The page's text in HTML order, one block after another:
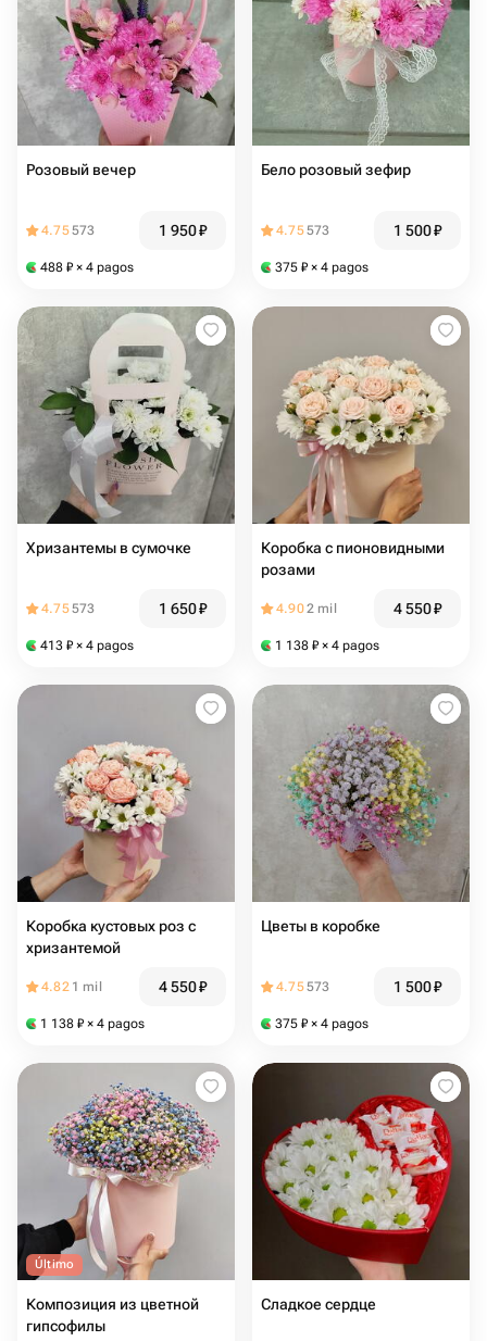
Розовый вечер
4.75573 1 950₽
488 ₽ × 4 pagos
Бело розовый зефир
4.75573 1 500₽
375 ₽ × 4 pagos
Хризантемы в сумочке
4.75573 1 650₽
413 ₽ × 4 pagos
Коробка с пионовидными
розами
4.902 mil 4 550₽
1 138 ₽ × 4 pagos
Коробка кустовых роз с
хризантемой
4.82 1 mil 4 550₽
1 138 ₽ × 4 pagos
Цветы в коробке
4.75573 1 500₽
375 ₽ × 4 pagos
Último
Композиция из цветной
гипсофилы
Сладкое сердце